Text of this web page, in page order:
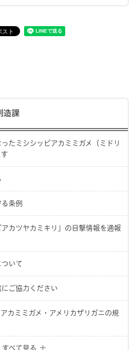
造課
たミシシッピアカミミガメ（ミドリ
条例
カツヤカミキリ」の目撃情報を通報
いて
ご協力ください
カミミガメ・アメリカザリガニの規
すべて見る